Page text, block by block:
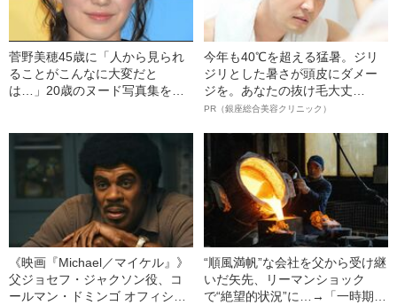
菅野美穂45歳に「人から見られ
ることがこんなに大変だと
は…」20歳のヌード写真集を経
今年も40℃を超える猛暑。ジリ
ジリとした暑さが頭皮にダメー
ジを。あなたの抜け毛大丈
夫！？
PR（銀座総合美容クリニック）
《映画『Michael／マイケル』》
父ジョセフ・ジャクソン役、コ
ールマン・ドミンゴ オフィシャ
“順風満帆”な会社を父から受け継
いだ矢先、リーマンショック
で“絶望的状況”に…→「一時期は